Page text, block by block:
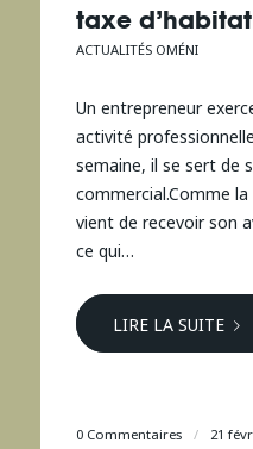
taxe
ACTUALITÉS OMÉNI
Un entrepreneur
activité
semaine, il se sert de
commercial.Comme
vient de recevoir son
ce qui…
LIRE LA SUITE
0 Commentaires / 21